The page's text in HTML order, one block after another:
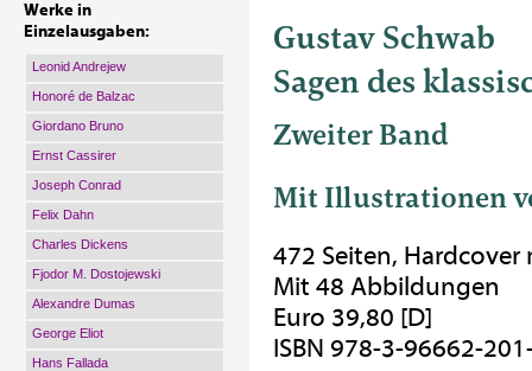
Werke in
Einzelausgaben:
Leonid Andrejew
Honoré de Balzac
Giordano Bruno
Ernst Cassirer
Joseph Conrad
Felix Dahn
Charles Dickens
Fjodor M. Dostojewski
Alexandre Dumas
George Eliot
Hans Fallada
Gustav Schwab
Sagen des
Zweiter Band
Mit Illustrationen
472 Seiten,
Mit 48 Abbildungen
Euro 39,80 [D]
ISBN 978-3-96662-